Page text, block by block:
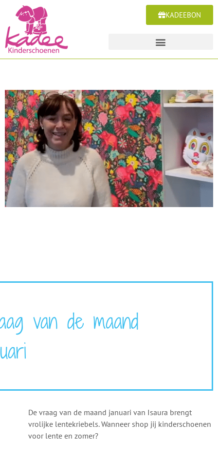
KADEEBON
van de maand
De vraag van de maand januari van Isaura brengt
vrolijke lentekriebels. Wanneer shop jij kinderschoenen
voor lente en zomer?